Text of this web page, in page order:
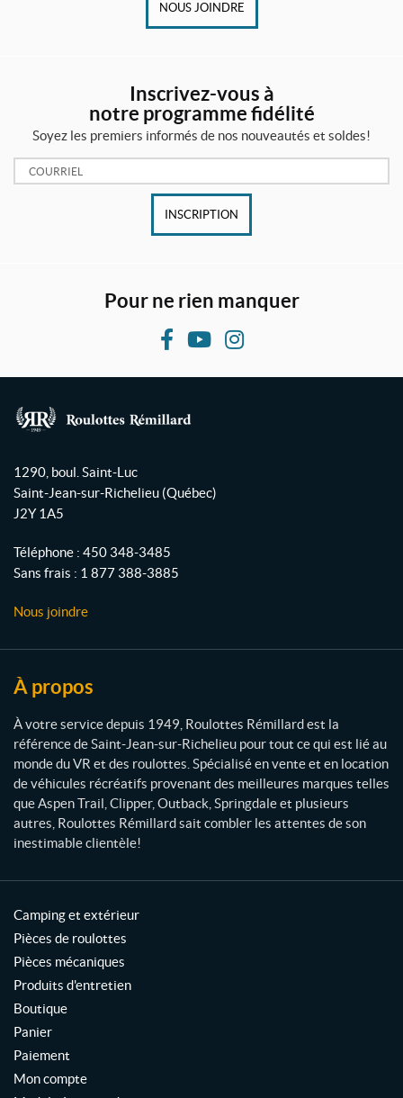
NOUS JOINDRE
Inscrivez-vous à
notre programme fidélité
Soyez les premiers informés de nos nouveautés et soldes!
Courriel:
INSCRIPTION
Pour ne rien manquer
F
e
k
Y
T
I
o
u
l
o
t
t
e
s
R
i
l
l
a
r
d
1290, boul. Saint-Luc
Saint-Jean-sur-Richelieu (Québec)
J2Y 1A5
Téléphone : 450 348-3485
Sans frais : 1 877 388-3885
Nous joindre
À propos
À votre service depuis 1949, Roulottes Rémillard est la
référence de Saint-Jean-sur-Richelieu pour tout ce qui est lié au
monde du VR et des roulottes. Spécialisé en vente et en location
de véhicules récréatifs provenant des meilleures marques telles
que Aspen Trail, Clipper, Outback, Springdale et plusieurs
autres, Roulottes Rémillard sait combler les attentes de son
inestimable clientèle!
Camping et extérieur
Pièces de roulottes
Pièces mécaniques
Produits d'entretien
Boutique
Panier
Paiement
Mon compte